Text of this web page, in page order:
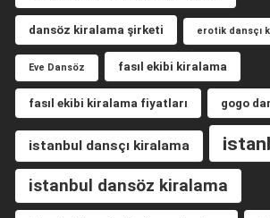
dansöz kiralama şirketi erotik dansçı
Eve Dansöz fasıl ekibi kiralama
fasıl ekibi kiralama fiyatları gogo
istanbul dansçı kiralama
istanbul dansöz kiralama